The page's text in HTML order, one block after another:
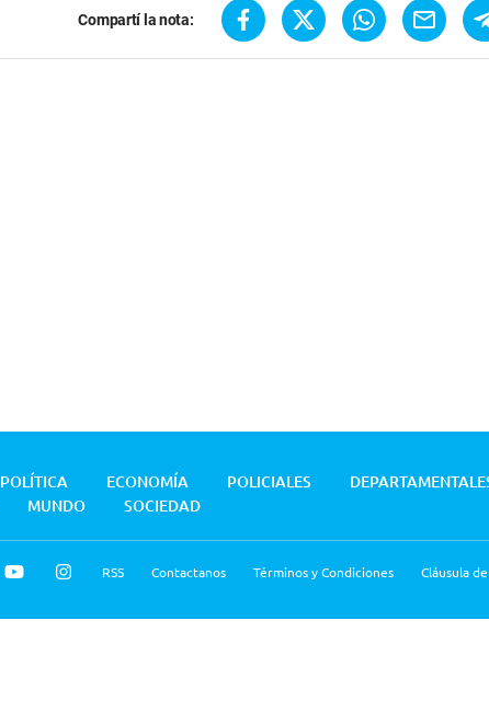
Compartí la nota:
POLÍTICA ECONOMÍA POLICIALES
MUNDO SOCIEDAD
RSS Contactanos Términos y Condiciones Cláusula